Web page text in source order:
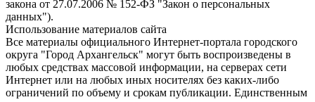
закона от 27.07.2006 № 152-ФЗ "Закон о персональных
данных").
Использование материалов сайта
Все материалы официального Интернет-портала городского
округа "Город Архангельск" могут быть воспроизведены в
любых средствах массовой информации, на серверах сети
Интернет или на любых иных носителях без каких-либо
ограничений по объему и срокам публикации. Единственным